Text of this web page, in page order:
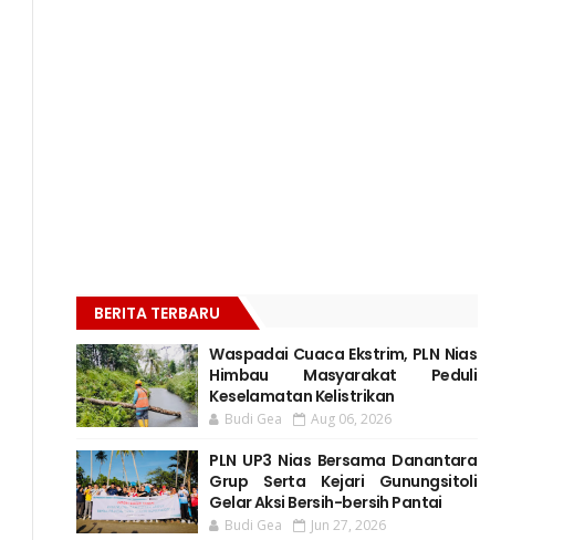
BERITA TERBARU
Waspadai Cuaca Ekstrim, PLN Nias
Himbau Masyarakat Peduli
Keselamatan Kelistrikan
Budi Gea Aug 06, 2026
PLN UP3 Nias Bersama Danantara
Grup Serta Kejari Gunungsitoli
Gelar Aksi Bersih-bersih Pantai
Budi Gea Jun 27, 2026